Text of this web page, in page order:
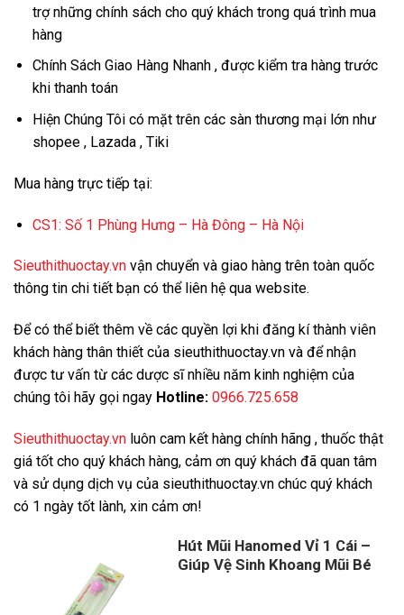
trợ những chính sách cho quý khách trong quá trình mua
hàng
Chính Sách Giao Hàng Nhanh , được kiểm tra hàng trước
khi thanh toán
Hiện Chúng Tôi có mặt trên các sàn thương mại lớn như
shopee , Lazada , Tiki
Mua hàng trực tiếp tại:
CS1: Số 1 Phùng Hưng – Hà Đông – Hà Nội
Sieuthithuoctay.vn vận chuyển và giao hàng trên toàn quốc
thông tin chi tiết bạn có thể liên hệ qua website.
Để có thể biết thêm về các quyền lợi khi đăng kí thành viên
khách hàng thân thiết của sieuthithuoctay.vn và để nhận
được tư vấn từ các dược sĩ nhiều năm kinh nghiệm của
chúng tôi hãy gọi ngay Hotline: 0966.725.658
Sieuthithuoctay.vn luôn cam kết hàng chính hãng , thuốc thật
giá tốt cho quý khách hàng, cảm ơn quý khách đã quan tâm
và sử dụng dịch vụ của sieuthithuoctay.vn chúc quý khách
có 1 ngày tốt lành, xin cảm ơn!
Hút Mũi Hanomed Vỉ 1 Cái –
Giúp Vệ Sinh Khoang Mũi Bé